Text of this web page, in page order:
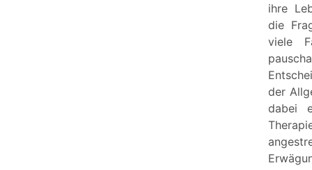
ihre
die
viele
der
dabei